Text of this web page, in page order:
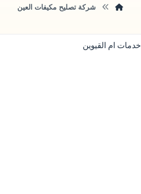
خدمات ام القيوين
شركة تصليح مكيفات العين